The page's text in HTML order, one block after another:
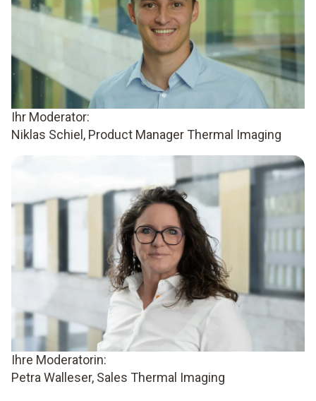
Ihr Moderator:
Niklas Schiel, Product Manager Thermal Imaging
Ihre Moderatorin:
Petra Walleser, Sales Thermal Imaging